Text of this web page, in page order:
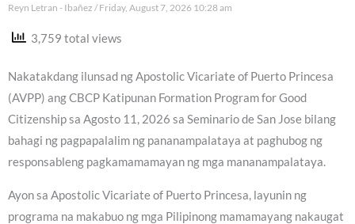
Reyn Letran - Ibañez Friday, August 7, 2026 10:28 am
3,759 total views
Nakatakdang ilunsad ng Apostolic Vicariate of Puerto Princesa
(AVPP) ang CBCP Katipunan Formation Program for Good
Citizenship sa Agosto 11, 2026 sa Seminario de San Jose bilang
bahagi ng pagpapalalim ng pananampalataya at paghubog ng
responsableng pagkamamamayan ng mga mananampalataya.
Ayon sa Apostolic Vicariate of Puerto Princesa, layunin ng
programa na makabuo ng mga Pilipinong mamamayang nakaugat